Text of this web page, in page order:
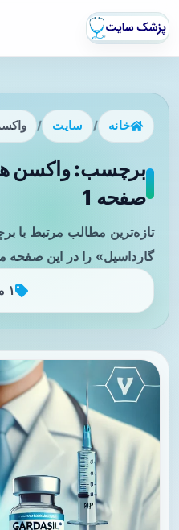
خانه / سایت /
برچسب: واکسن
صفحه 1
تازه‌ترین مطالب مرتبط با
گارداسیل» را در این صفحه
۱ مطلب